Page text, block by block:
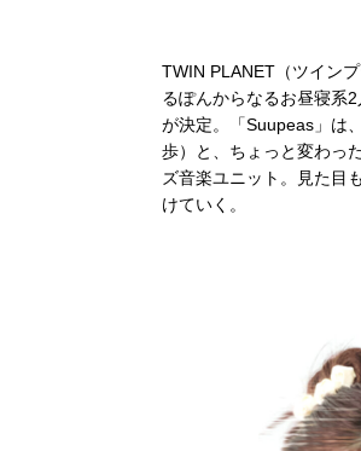
TWIN PLANET（ツイン
るぽんからなるお昼寝系
が決定。「Suupeas」は
歩）と、ちょっと変わっ
ズ⾳楽ユニット。⾒た⽬
けていく。